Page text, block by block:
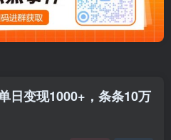
日变现1000+，条条10万